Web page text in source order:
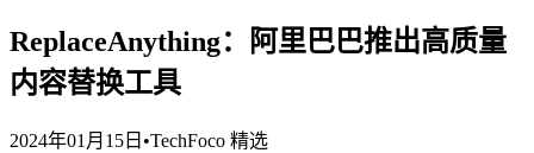
ReplaceAnything：阿里巴巴推出高质量
内容替换工具
2024年01月15日 •TechFoco 精选